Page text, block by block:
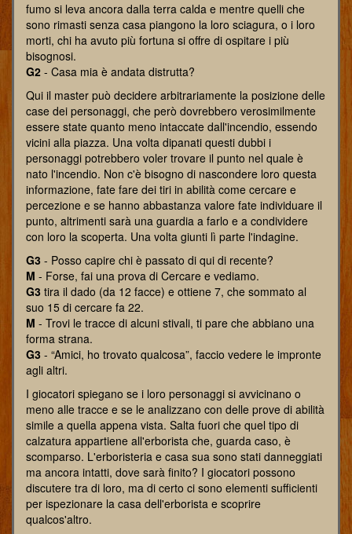
fumo si leva ancora dalla terra calda e mentre quelli che
sono rimasti senza casa piangono la loro sciagura, o i loro
morti, chi ha avuto più fortuna si offre di ospitare i più
bisognosi.
G2 - Casa mia è andata distrutta?
Qui il master può decidere arbitrariamente la posizione delle
case dei personaggi, che però dovrebbero verosimilmente
essere state quanto meno intaccate dall'incendio, essendo
vicini alla piazza. Una volta dipanati questi dubbi i
personaggi potrebbero voler trovare il punto nel quale è
nato l'incendio. Non c'è bisogno di nascondere loro questa
informazione, fate fare dei tiri in abilità come cercare e
percezione e se hanno abbastanza valore fate individuare il
punto, altrimenti sarà una guardia a farlo e a condividere
con loro la scoperta. Una volta giunti lì parte l'indagine.
G3 - Posso capire chi è passato di qui di recente?
M - Forse, fai una prova di Cercare e vediamo.
G3 tira il dado (da 12 facce) e ottiene 7, che sommato al
suo 15 di cercare fa 22.
M - Trovi le tracce di alcuni stivali, ti pare che abbiano una
forma strana.
G3 - “Amici, ho trovato qualcosa”, faccio vedere le impronte
agli altri.
I giocatori spiegano se i loro personaggi si avvicinano o
meno alle tracce e se le analizzano con delle prove di abilità
simile a quella appena vista. Salta fuori che quel tipo di
calzatura appartiene all'erborista che, guarda caso, è
scomparso. L'erboristeria e casa sua sono stati danneggiati
ma ancora intatti, dove sarà finito? I giocatori possono
discutere tra di loro, ma di certo ci sono elementi sufficienti
per ispezionare la casa dell'erborista e scoprire
qualcos'altro.